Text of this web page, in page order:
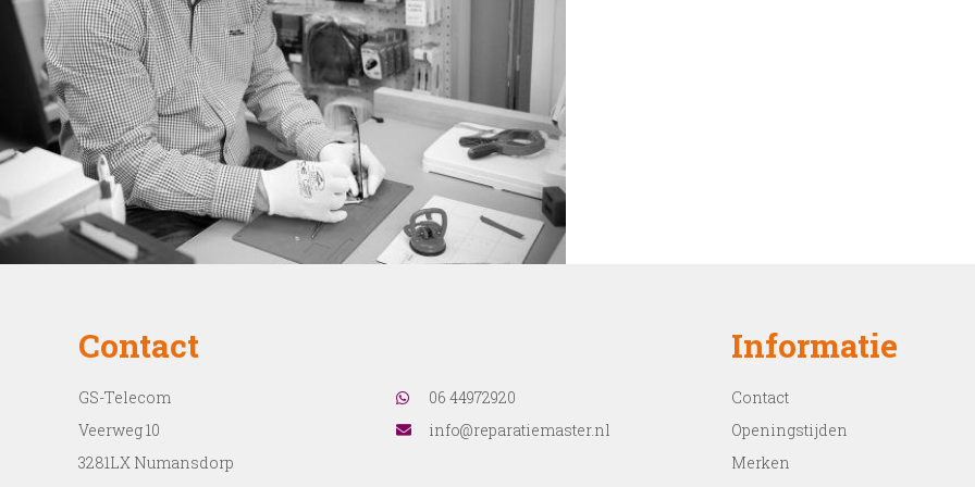
Contact
GS-Telecom
Veerweg 10
3281LX Numansdorp
06 44972920
info@reparatiemaster.nl
Informatie
Contact
Openingstijden
Merken